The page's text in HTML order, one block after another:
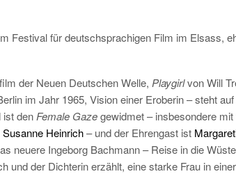
Festival für deutschsprachigen Film im Elsass,
der Neuen Deutschen Welle, Playgirlvon Will
im Jahr 1965, Vision einer Eroberin – steht
ist den Female Gazegewidmet – insbesondere mit
Susanne Heinrich– und der Ehrengast ist
neuere Ingeborg Bachmann – Reise in die
und der Dichterin erzählt, eine starke Frau in